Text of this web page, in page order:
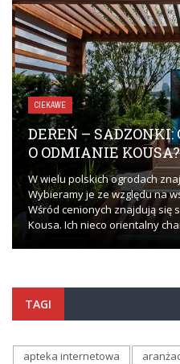
CIEKAWE
DEREŃ – SADZONKI:
O ODMIANIE KOUSA?
W wielu polskich ogrodach
Wybieramy je ze względu na
Wśród cenionych znajdują się
Kousa. Ich nieco orientalny
TAGI
apteka internetowa